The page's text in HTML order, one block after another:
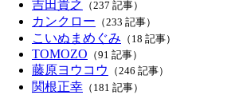
吉田貴之 （237 記事）
カンクロー （233 記事）
こいぬまめぐみ （18 記事）
TOMOZO （91 記事）
藤原ヨウコウ （246 記事）
関根正幸 （181 記事）